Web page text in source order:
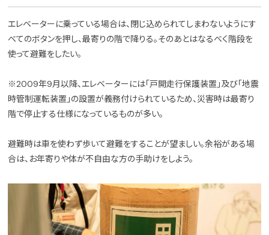
エレベーターに乗っている場合は、閉じ込められてしまわないようにす
べてのボタンを押し、最寄りの階で降りる。そのあとはなるべく階段を
使って避難をしたい。
※2009年9月以降、エレベーターには「戸開走行保護装置」及び「地震
時管制運転装置」の設置が義務付けられているため、災害時は最寄り
階で停止する仕様になっているものが多い。
避難時は車を使わず歩いて避難をすることが望ましい。余裕がある場
合は、お年寄りや体が不自由な方の手助けをしよう。